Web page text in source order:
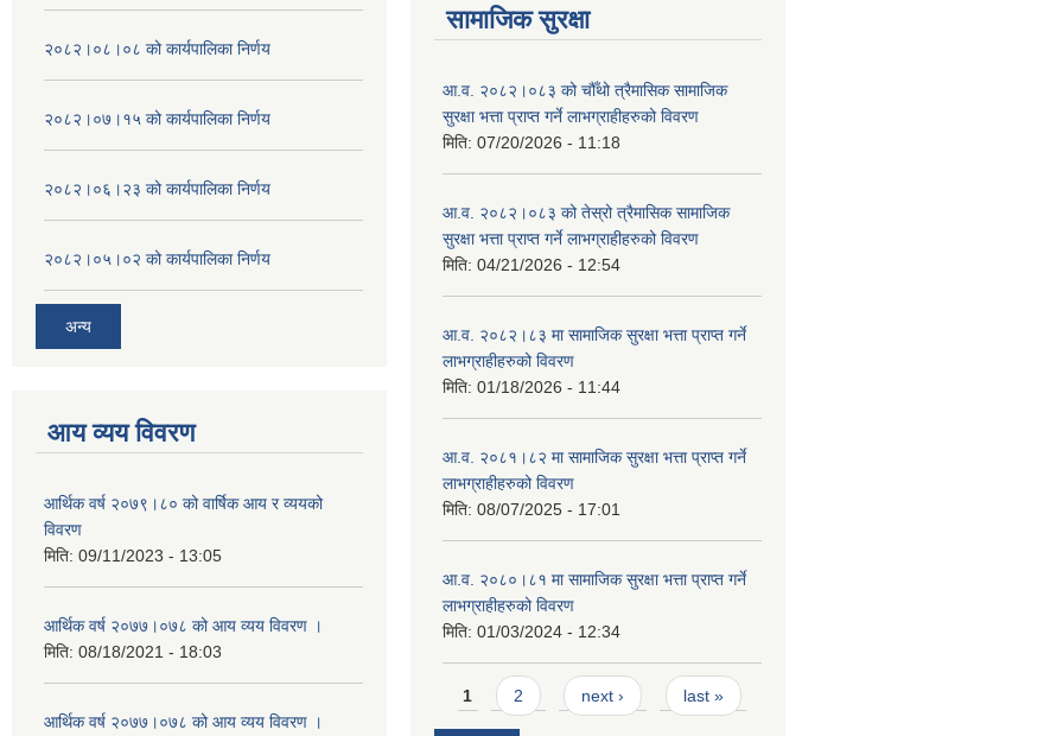
२०८२।०८।०८ को कार्यपालिका निर्णय
२०८२।०७।१५ को कार्यपालिका निर्णय
२०८२।०६।२३ को कार्यपालिका निर्णय
२०८२।०५।०२ को कार्यपालिका निर्णय
अन्य
आय व्यय विवरण
आर्थिक वर्ष २०७९।८० को वार्षिक आय र व्ययको
विवरण
मिति: 09/11/2023 - 13:05
आर्थिक वर्ष २०७७।०७८ को आय व्यय विवरण ।
मिति: 08/18/2021 - 18:03
आर्थिक वर्ष २०७७।०७८ को आय व्यय विवरण ।
सामाजिक सुरक्षा
आ.व. २०८२।०८३ को चौँथो त्रैमासिक सामाजिक
सुरक्षा भत्ता प्राप्त गर्ने लाभग्राहीहरुको विवरण
मिति: 07/20/2026 - 11:18
आ.व. २०८२।०८३ को तेस्रो त्रैमासिक सामाजिक
सुरक्षा भत्ता प्राप्त गर्ने लाभग्राहीहरुको विवरण
मिति: 04/21/2026 - 12:54
आ.व. २०८२।८३ मा सामाजिक सुरक्षा भत्ता प्राप्त गर्ने
लाभग्राहीहरुको विवरण
मिति: 01/18/2026 - 11:44
आ.व. २०८१।८२ मा सामाजिक सुरक्षा भत्ता प्राप्त गर्ने
लाभग्राहीहरुको विवरण
मिति: 08/07/2025 - 17:01
आ.व. २०८०।८१ मा सामाजिक सुरक्षा भत्ता प्राप्त गर्ने
लाभग्राहीहरुको विवरण
मिति: 01/03/2024 - 12:34
Pages
1 2 next › last »